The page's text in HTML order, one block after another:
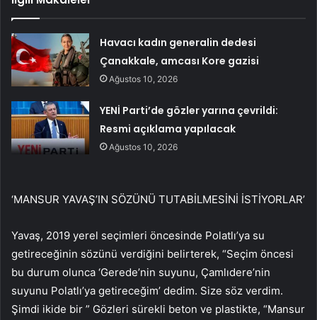
Havacı kadın generalin dedesi
Çanakkale, amcası Kore gazisi
Ağustos 10, 2026
YENİ Parti’de gözler yarına çevrildi:
Resmi açıklama yapılacak
Ağustos 10, 2026
‘MANSUR YAVAŞ’IN SÖZÜNÜ TUTABİLMESİNİ İSTİYORLAR’
Yavaş, 2019 yerel seçimleri öncesinde Polatlı’ya su
getireceğinin sözünü verdiğini belirterek, “Seçim öncesi
bu durum olunca ‘Gerede’nin suyunu, Çamlıdere’nin
suyunu Polatlı’ya getireceğim’ dedim. Size söz verdim.
Şimdi ikide bir ” Gözleri sürekli beton ve plastikte, “Mansur